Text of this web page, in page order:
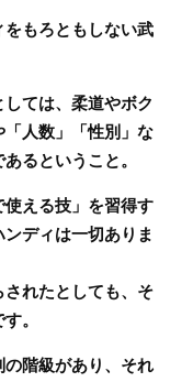
をもろともしない武
ては、柔道やボク
人数」「性別」な
るということ。
える技」を習得す
ディは一切ありま
れたとしても、そ
。
階級があり、それ